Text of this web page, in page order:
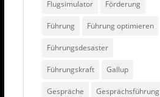
Flugsimulator Förderung
Führung Führung optimieren
Führungsdesaster
Führungskraft Gallup
Gespräche Gesprächsführung